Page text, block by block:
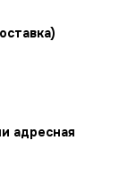
адресная